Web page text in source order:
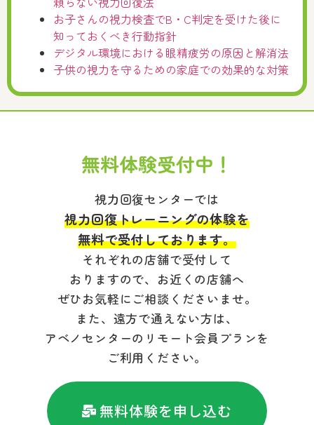
お子さんの視力検査でB・C判定を受けた後に
知っておくべき行動指針
デジタル環境における眼精疲労の原因と解消法
子供の視力を守るための家庭での効果的な対策
無料体験受付中！
視力回復センターでは
視力回復トレーニングの体験を
無料で受付しております。
それぞれの店舗で受付して
おりますので、お近くの店舗へ
ぜひお気軽にご相談くださいませ。
また、遠方で通えない方は、
アベノセンターのリモート会員プランを
ご利用ください。
無料体験を申し込む